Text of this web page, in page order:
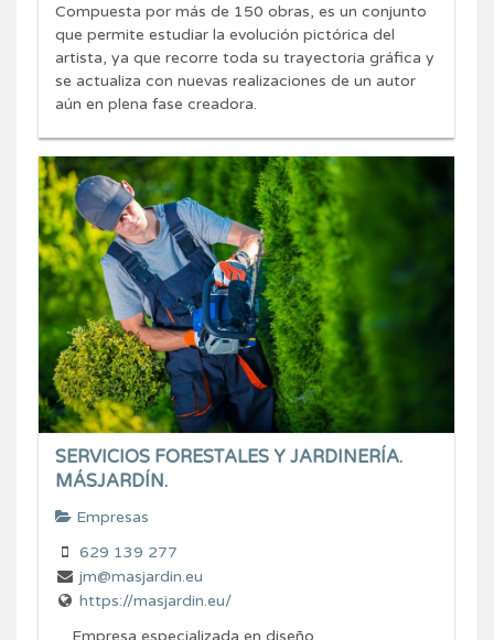
Compuesta por más de 150 obras, es un conjunto
que permite estudiar la evolución pictórica del
artista, ya que recorre toda su trayectoria gráfica y
se actualiza con nuevas realizaciones de un autor
aún en plena fase creadora.
SERVICIOS FORESTALES Y JARDINERÍA.
MÁSJARDÍN.
Empresas
629 139 277
jm@masjardin.eu
https://masjardin.eu/
Empresa especializada en diseño,